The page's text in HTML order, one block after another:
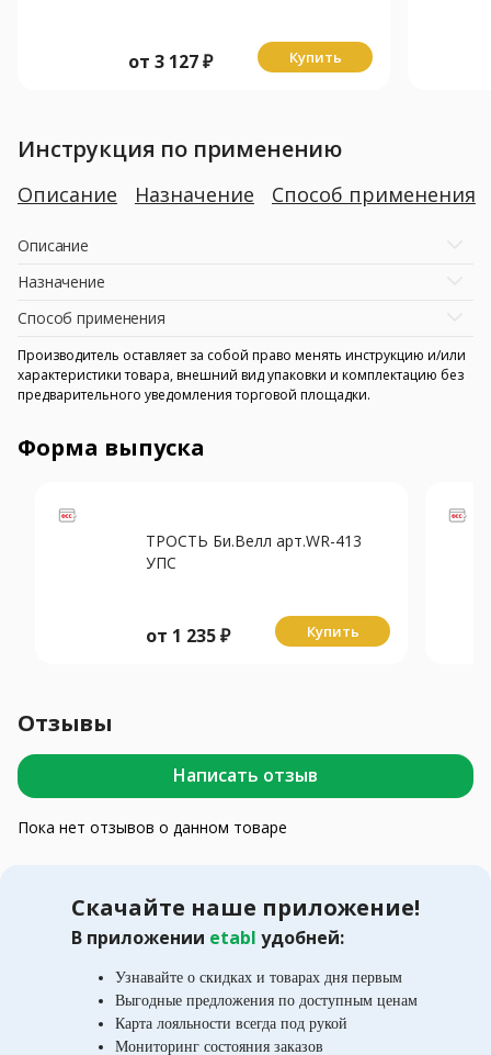
от 3 127₽ Купить
Инструкция по применению
Описание Назначение Способ применения
Описание
Назначение
Способ применения
Производитель оставляет за собой право менять инструкцию и/или
характеристики товара, внешний вид упаковки и комплектацию без
предварительного уведомления торговой площадки.
Форма выпуска
ТРОСТЬ Би.Велл арт.WR-413
УПС
от 1 235₽ Купить
Отзывы
Написать отзыв
Пока нет отзывов о данном товаре
Скачайте наше приложение!
В приложении etabl удобней:
Узнавайте о скидках и товарах дня первым
Выгодные предложения по доступным ценам
Карта лояльности всегда под рукой
Мониторинг состояния заказов